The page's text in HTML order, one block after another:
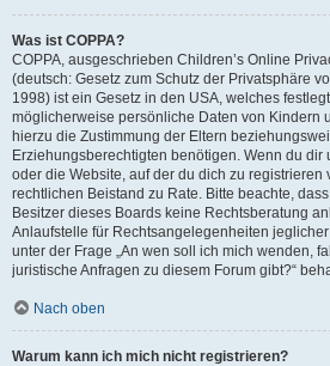
Was ist COPPA?
COPPA, ausgeschrieben Children’s Online
(deutsch: Gesetz zum Schutz der Privatsphäre
1998) ist ein Gesetz in den USA, welches
möglicherweise persönliche Daten von Kindern
hierzu die Zustimmung der Eltern
Erziehungsberechtigten benötigen. Wenn du dir
oder die Website, auf der du dich zu registrieren
rechtlichen Beistand zu Rate. Bitte beachte,
Besitzer dieses Boards keine Rechtsberatung
Anlaufstelle für Rechtsangelegenheiten
unter der Frage „An wen soll ich mich wenden,
juristische Anfragen zu diesem Forum gibt?“
Nach oben
Warum kann ich mich nicht registrieren?